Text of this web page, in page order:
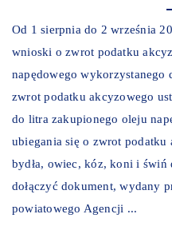
Od 1 sierpnia do 2 września
wnioski o zwrot podatku
napędowego
zwrot podatku akcyzowego
do litra zakupionego oleju
ubiegania się o zwrot
bydła, owiec, kóz, koni i świń
dołączyć dokument, wydany
powiatowego Agencji ...